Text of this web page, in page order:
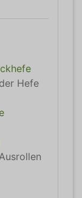
Hefe